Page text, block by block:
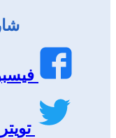
تويتر